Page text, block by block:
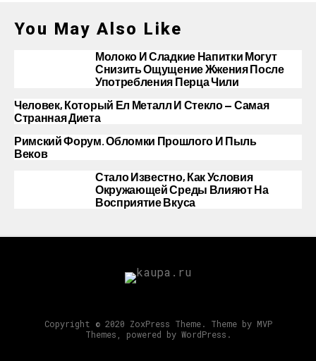
You May Also Like
Молоко И Сладкие Напитки Могут
Снизить Ощущение Жжения После
Употребления Перца Чили
Человек, Который Ел Металл И Стекло — Самая
Странная Диета
Римский Форум. Обломки Прошлого И Пыль
Веков
Стало Известно, Как Условия
Окружающей Среды Влияют На
Восприятие Вкуса
Copyright © 2020 ZoxPress Theme. Theme by MVP
Themes, powered by WordPress.